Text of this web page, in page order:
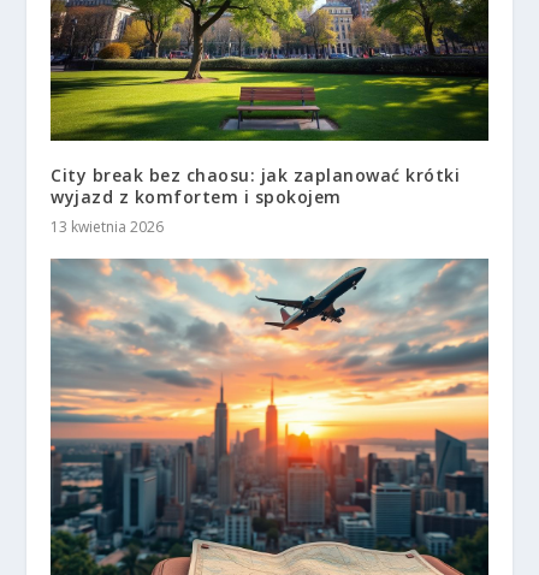
City break bez chaosu: jak zaplanować krótki
wyjazd z komfortem i spokojem
13 kwietnia 2026